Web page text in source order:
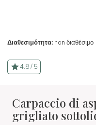
Διαθεσιμότητα: non διαθέσιμο
4.8 / 5
Carpaccio di
grigliato